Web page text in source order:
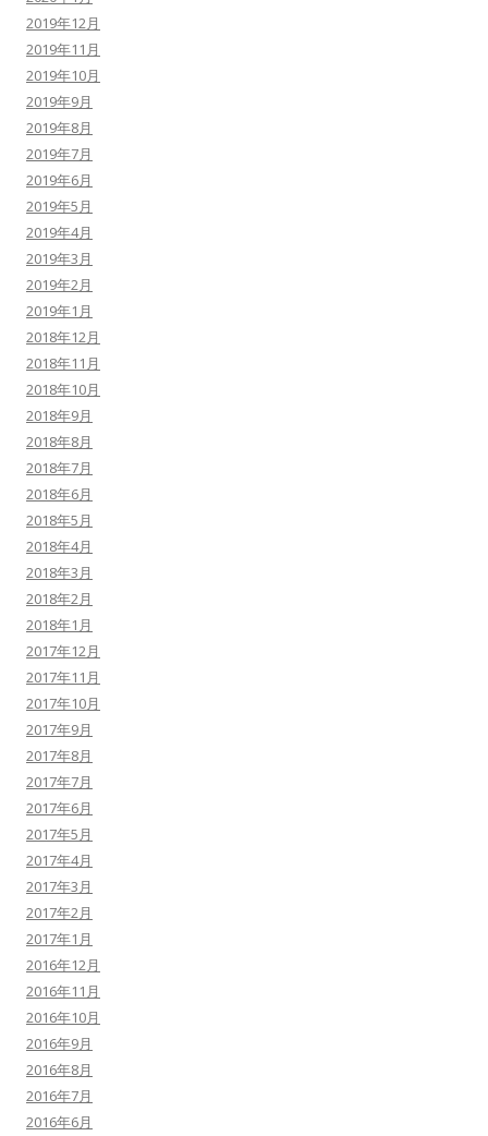
2019年12月
2019年11月
2019年10月
2019年9月
2019年8月
2019年7月
2019年6月
2019年5月
2019年4月
2019年3月
2019年2月
2019年1月
2018年12月
2018年11月
2018年10月
2018年9月
2018年8月
2018年7月
2018年6月
2018年5月
2018年4月
2018年3月
2018年2月
2018年1月
2017年12月
2017年11月
2017年10月
2017年9月
2017年8月
2017年7月
2017年6月
2017年5月
2017年4月
2017年3月
2017年2月
2017年1月
2016年12月
2016年11月
2016年10月
2016年9月
2016年8月
2016年7月
2016年6月